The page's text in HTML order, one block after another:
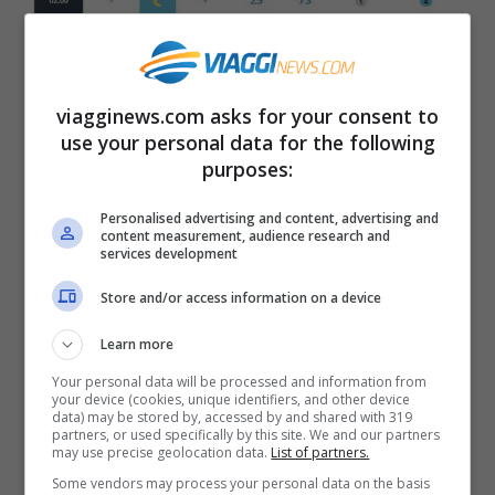
Temperature a Roma sabato 20 luglio @Aeronautica
Sabato 20 luglio
soleggiata e con pochissime nuvole in
cielo. Alle ore 8 la temperatura sarà di 23
gradi, alle ore 11 di 30 gradi e alle 14 si
raggiungerà il picco del caldo con 33
viagginews.com asks for your consent to
use your personal data for the following
purposes:
Personalised advertising and content, advertising and
content measurement, audience research and
services development
Store and/or access information on a device
Learn more
Your personal data will be processed and information from
your device (cookies, unique identifiers, and other device
data) may be stored by, accessed by and shared with 319
partners, or used specifically by this site. We and our partners
may use precise geolocation data. List of partners.
Some vendors may process your personal data on the basis